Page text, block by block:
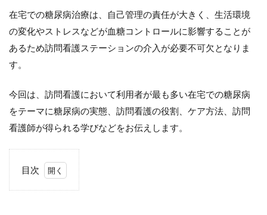
在宅での糖尿病治療は、自己管理の責任が大きく、生活環境
の変化やストレスなどが血糖コントロールに影響することが
あるため訪問看護ステーションの介入が必要不可欠となりま
す。
今回は、訪問看護において利用者が最も多い在宅での糖尿病
をテーマに糖尿病の実態、訪問看護の役割、ケア方法、訪問
看護師が得られる学びなどをお伝えします。
目次